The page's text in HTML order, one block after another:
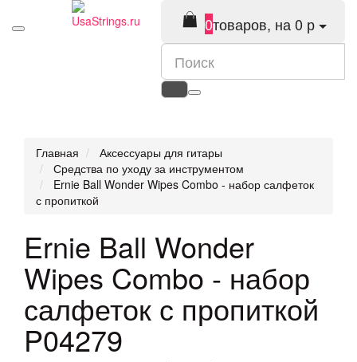
0товаров, на 0 р
Главная
Аксессуары для гитары
Средства по уходу за инструментом
Ernie Ball Wonder Wipes Combo - набор салфеток
с пропиткой
Ernie Ball Wonder
Wipes Combo - набор
салфеток с пропиткой
P04279